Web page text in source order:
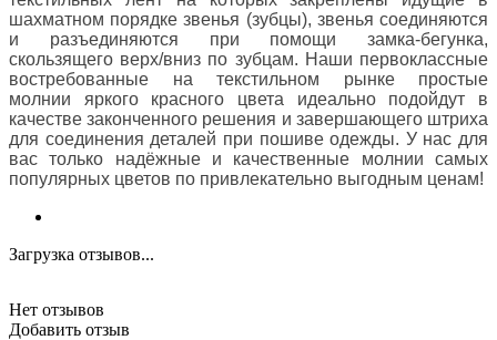
шахматном порядке звенья (зубцы), звенья соединяются
и разъединяются при помощи замка-бегунка,
скользящего верх/вниз по зубцам. Наши первоклассные
востребованные на текстильном рынке простые
молнии яркого красного цвета идеально подойдут в
качестве законченного решения и завершающего штриха
для соединения деталей при пошиве одежды. У нас для
вас только надёжные и качественные молнии самых
популярных цветов по привлекательно выгодным ценам!
Загрузка отзывов...
Нет отзывов
Добавить отзыв